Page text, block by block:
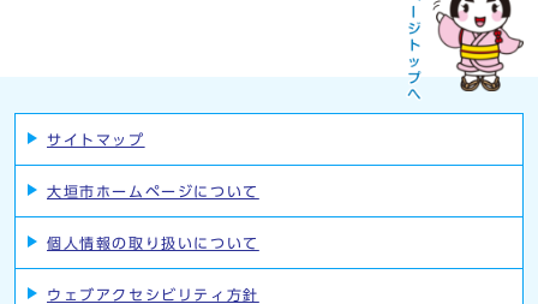
サイトマップ
大垣市ホームページについて
個人情報の取り扱いについて
ウェブアクセシビリティ方針